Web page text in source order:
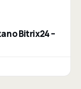
no Bitrix24 –